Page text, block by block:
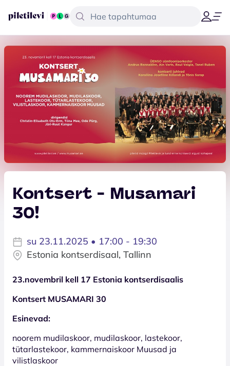
Kontsert - Musamari
30!
su 23.11.2025 • 17:00 - 19:30
Estonia kontserdisaal, Tallinn
23.novembril kell 17 Estonia kontserdisaalis
Kontsert MUSAMARI 30
Esinevad:
noorem mudilaskoor, mudilaskoor, lastekoor,
tütarlastekoor, kammernaiskoor Muusad ja
vilistlaskoor